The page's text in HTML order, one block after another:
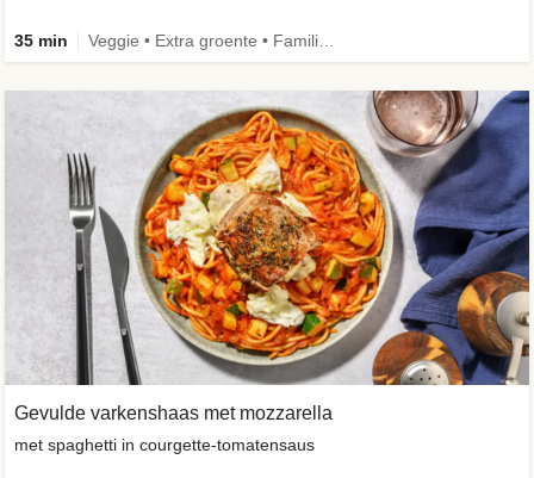
Gevulde varkenshaas met mozzarella
met spaghetti in courgette-tomatensaus
35 min